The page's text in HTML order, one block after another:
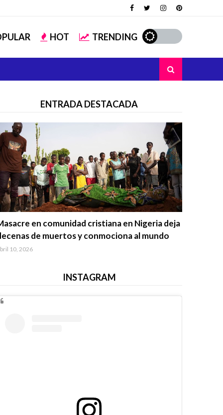
HOT TRENDING
ENTRADA DESTACADA
en comunidad cristiana en Nigeria deja
de muertos y conmociona al mundo
10, 2026
INSTAGRAM